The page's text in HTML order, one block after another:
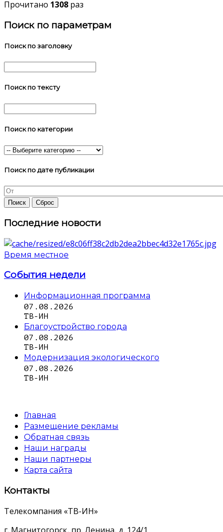
Прочитано 1308 раз
Поиск по параметрам
Поиск по заголовку
Поиск по тексту
Поиск по категории
Поиск по дате публикации
Последние новости
Время местное
События недели
Информационная программа
07.08.2026
ТВ-ИН
Благоустройство города
07.08.2026
ТВ-ИН
Модернизация экологического
07.08.2026
ТВ-ИН
Главная
Размещение рекламы
Обратная связь
Наши награды
Наши партнеры
Карта сайта
Контакты
Телекомпания «ТВ-ИН»
г. Магнитогорск, пр. Ленина, д. 124/1